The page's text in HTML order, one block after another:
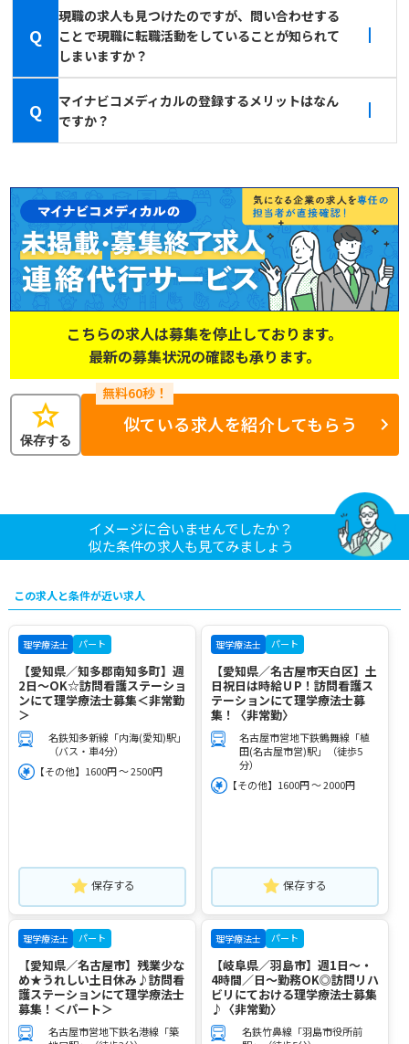
Q
現職の求人も見つけたのですが、問い合わせする
ことで現職に転職活動をしていることが知られて
しまいますか？
Q
マイナビコメディカルの登録するメリットはなん
ですか？
こちらの求人は募集を停止しております。
最新の募集状況の確認も承ります。
star
保存する
似ている求人を紹介してもらう
イメージに合いませんでしたか？
似た条件の求人も見てみましょう
この求人と条件が近い求人
理学療法士 パート
【愛知県／知多郡南知多町】週
2日～OK☆訪問看護ステーショ
ンにて理学療法士募集＜非常勤
＞
名鉄知多新線「内海(愛知)駅」
（バス・車4分）
【その他】1600円 ～ 2500円
保存する
理学療法士 パート
【愛知県／名古屋市天白区】土
日祝日は時給ＵP！訪問看護ス
テーションにて理学療法士募
集！〈非常勤〉
名古屋市営地下鉄鶴舞線「植
田(名古屋市営)駅」（徒歩5
分）
【その他】1600円 ～ 2000円
保存する
理学療法士 パート
【愛知県／名古屋市】残業少な
め★うれしい土日休み♪訪問看
護ステーションにて理学療法士
募集！＜パート＞
名古屋市営地下鉄名港線「築
理学療法士 パート
【岐阜県／羽島市】週1日～・
4時間／日～勤務OK◎訪問リハ
ビリにておける理学療法士募集
♪〈非常勤〉
名鉄竹鼻線「羽島市役所前